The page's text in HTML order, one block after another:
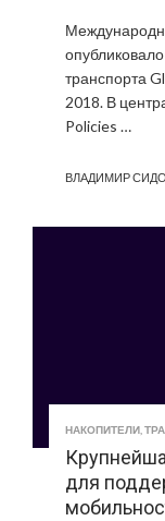
транспорта
2018. В
Policies …
ВЛАДИМИР
НАКОПИТЕЛИ
для